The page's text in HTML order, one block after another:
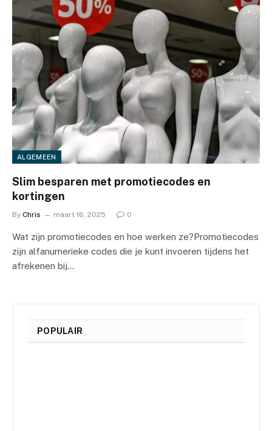
ALGEMEEN
Slim besparen met promotiecodes en
kortingen
By Chris maart 16, 2025 0
Wat zijn promotiecodes en hoe werken ze?Promotiecodes
zijn alfanumerieke codes die je kunt invoeren tijdens het
afrekenen bij…
POPULAIR